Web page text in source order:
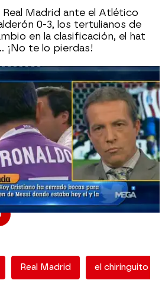
Madrid ante el Atlético
0-3, los tertulianos de
en la clasificación, el hat
¡No te lo pierdas!
de 2018, 12:53
Real Madrid el chiringuito